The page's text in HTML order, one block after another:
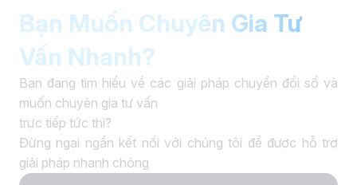
Bạn Muốn Chuyên Gia Tư
Vấn Nhanh?
Bạn đang tìm hiểu về các giải pháp chuyển đổi số và
muốn chuyên gia tư vấn
trực tiếp tức thì?
Đừng ngại ngần kết nối với chúng tôi để được hỗ trợ
giải pháp nhanh chóng